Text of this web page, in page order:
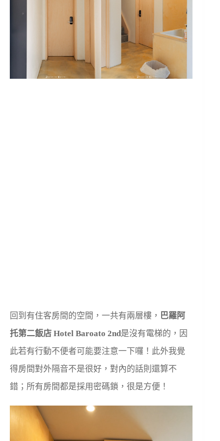
回到有住客房間的空間，一共有兩層樓， 巴羅阿
托第二飯店 Hotel Baroato 2nd是沒有電梯的，因
此若有行動不便者可能要注意一下囉！此外我覺
得房間對外隔音不是很好，對內的話則還算不
錯；所有房間都是採用密碼鎖，很是方便！